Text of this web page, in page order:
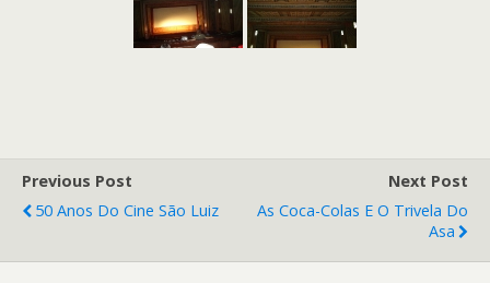
Previous Post
50 Anos Do Cine São Luiz
Next Post
As Coca-Colas E O Trivela Do
Asa